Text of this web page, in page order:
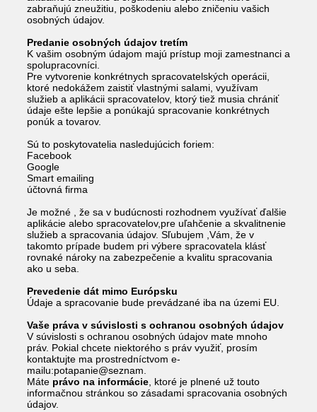
zabraňujú zneužitiu, poškodeniu alebo zničeniu vašich
osobných údajov.
Predanie osobných údajov tretím
K vašim osobným údajom majú prístup moji zamestnanci a
spolupracovníci.
Pre vytvorenie konkrétnych spracovatelských operácii,
ktoré nedokážem zaistiť vlastnými salami, využívam
služieb a aplikácii spracovatelov, ktorý tiež musia chrániť
údaje ešte lepšie a ponúkajú spracovanie konkrétnych
ponúk a tovarov.
Sú to poskytovatelia nasledujúcich foriem:
Facebook
Google
Smart emailing
účtovná firma
Je možné , že sa v budúcnosti rozhodnem využívať ďalšie
aplikácie alebo spracovatelov,pre uľahčenie a skvalitnenie
služieb a spracovania údajov. Sľubujem ,Vám, že v
takomto prípade budem pri výbere spracovatela klásť
rovnaké nároky na zabezpečenie a kvalitu spracovania
ako u seba.
Prevedenie dát mimo Európsku
Údaje a spracovanie bude prevádzané iba na územi EU.
Vaše práva v súvislosti s ochranou osobných údajov
V súvislosti s ochranou osobných údajov mate mnoho
práv. Pokial chcete niektorého s práv využiť, prosím
kontaktujte ma prostredníctvom e-
mailu:potapanie@seznam.
Máte právo na informácie , ktoré je plnené už touto
informačnou stránkou so zásadami spracovania osobných
údajov.